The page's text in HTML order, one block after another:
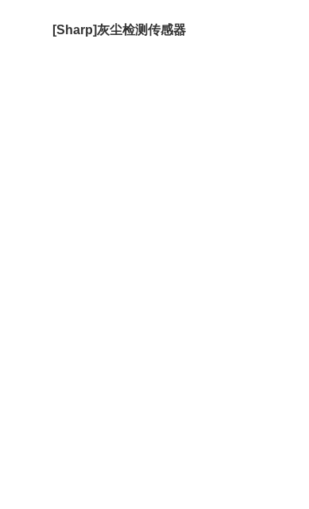
[Sharp]灰尘检测传感器